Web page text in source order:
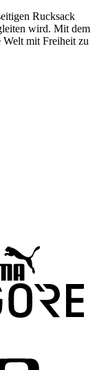
Rucksack
wird. Mit dem
mit Freiheit zu